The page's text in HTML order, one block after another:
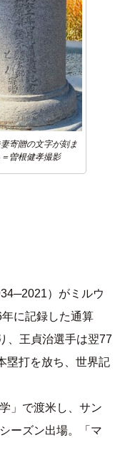
寄贈の文字が刻ま
曽根健孝撮影
）がミルウ
に記録した通算
、王貞治選手は翌77
塁打を放ち、世界記
」で渡米し、サン
ーズン出場。「マ